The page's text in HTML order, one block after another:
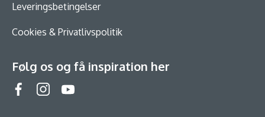
Leveringsbetingelser
Cookies & Privatlivspolitik
Følg os og få inspiration her